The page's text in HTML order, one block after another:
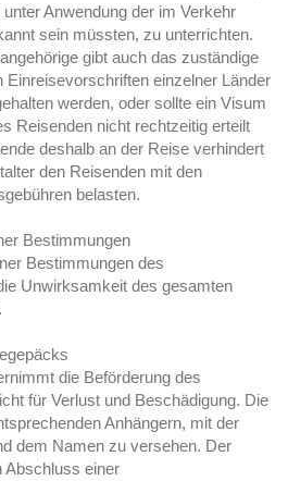
Anwendung der im Verkehr
sein müssten, zu unterrichten.
gibt auch das zuständige
Einreisevorschriften einzelner Länder
werden, oder sollte ein Visum
Reisenden nicht rechtzeitig erteilt
deshalb an der Reise verhindert
den Reisenden mit den
belasten.
Bestimmungen
Bestimmungen des
Unwirksamkeit des gesamten
die Beförderung des
für Verlust und Beschädigung. Die
Anhängern, mit der
dem Namen zu versehen. Der
Abschluss einer